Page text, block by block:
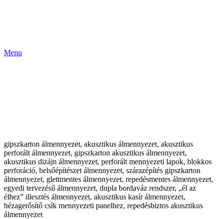
Menu
gipszkarton álmennyezet, akusztikus álmennyezet, akusztikus
perforált álmennyezet, gipszkarton akusztikus álmennyezet,
akusztikus dizájn álmennyezet, perforált mennyezeti lapok, blokkos
perforáció, belsőépítészet álmennyezet, szárazépítés gipszkarton
álmennyezet, glettmentes álmennyezet, repedésmentes álmennyezet,
egyedi tervezésű álmennyezet, dupla bordaváz rendszer, „él az
élhez” illesztés álmennyezet, akusztikus kasír álmennyezet,
hézagerősítő csík mennyezeti panelhez, repedésbiztos akusztikus
álmennyezet